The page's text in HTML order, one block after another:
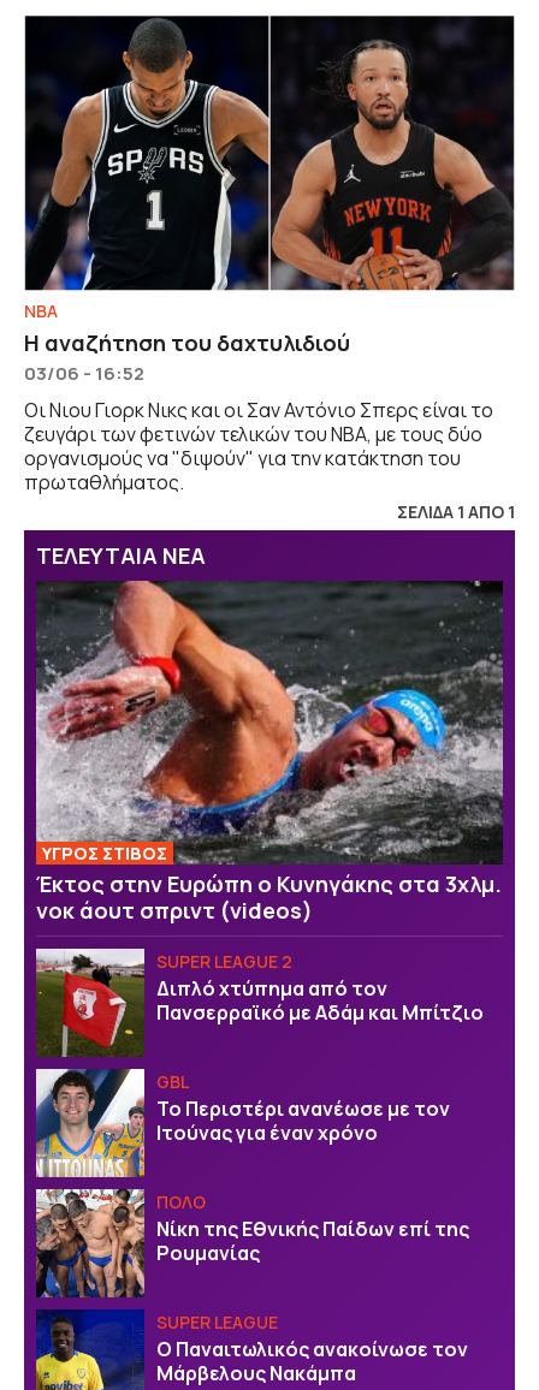
NBA
Η αναζήτηση του δαχτυλιδιού
03/06 - 16:52
Οι Νιου Γιορκ Νικς και οι Σαν Αντόνιο Σπερς είναι το
ζευγάρι των φετινών τελικών του ΝΒΑ, με τους δύο
οργανισμούς να "διψούν" για την κατάκτηση του
πρωταθλήματος.
ΣΕΛΙΔΑ 1 ΑΠΟ 1
ΤΕΛΕΥΤΑΙΑ ΝΕΑ
ΥΓΡΟΣ ΣΤΙΒΟΣ
Έκτος στην Ευρώπη ο Κυνηγάκης στα 3χλμ.
νοκ άουτ σπριντ (videos)
SUPER LEAGUE 2
Διπλό χτύπημα από τον
Πανσερραϊκό με Αδάμ και Μπίτζιο
GBL
Το Περιστέρι ανανέωσε με τον
Ιτούνας για έναν χρόνο
ΠΟΛΟ
Νίκη της Εθνικής Παίδων επί της
Ρουμανίας
SUPER LEAGUE
Ο Παναιτωλικός ανακοίνωσε τον
Μάρβελους Νακάμπα